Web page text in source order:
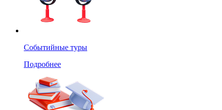
Событийные туры
Подробнее